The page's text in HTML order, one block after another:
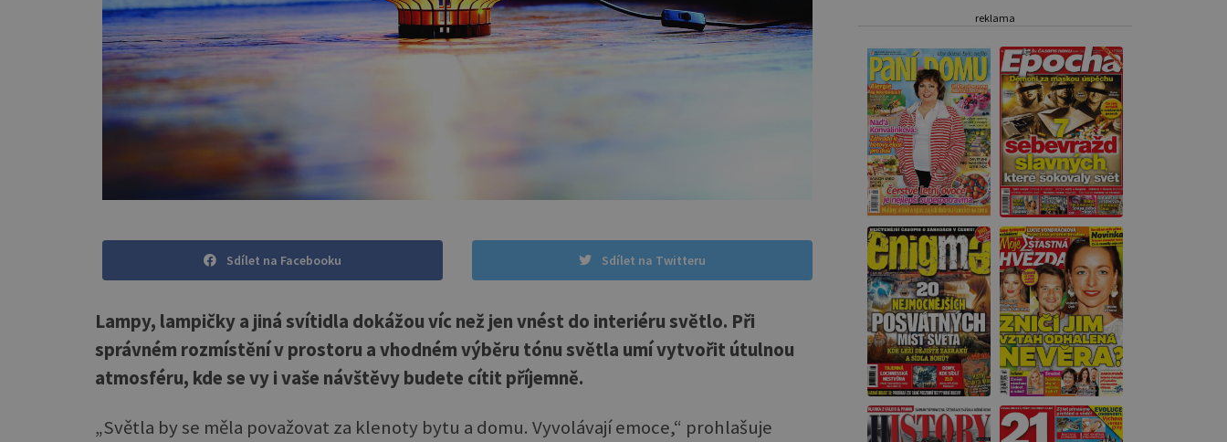
Sdílet na Facebooku Sdílet na Twitteru
Lampy, lampičky a jiná svítidla dokážou víc než jen vnést do interiéru světlo. Při
správném rozmístění v prostoru a vhodném výběru tónu světla umí vytvořit útulnou
atmosféru, kde se vy i vaše návštěvy budete cítit příjemně.
„Světla by se měla považovat za klenoty bytu a domu. Vyvolávají emoce,“ prohlašuje
reklama